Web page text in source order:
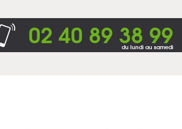
02 40 89 38 99
du lundi au samedi